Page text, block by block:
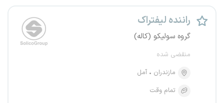
راننده لیفتراک
گروه سولیکو (کاله)
منقضی شده
مازندران
آمل
تمام وقت